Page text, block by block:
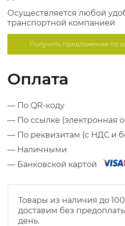
Осуществляется любой
транспортной компанией
Получить предложение по
Оплата
— По QR-коду
— По ссылке (электронная
— По реквизитам (с НДС и
— Наличными
— Банковской картой
Товары из наличия до
доставим без
день.